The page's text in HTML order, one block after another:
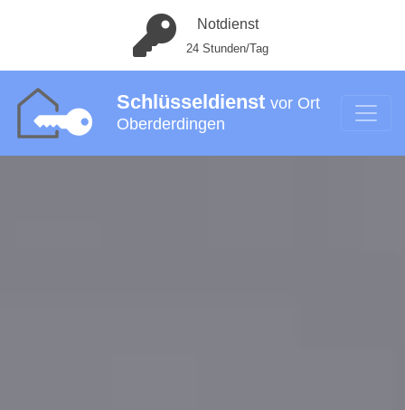
Notdienst
24 Stunden/Tag
Schlüsseldienst vor Ort
Oberderdingen